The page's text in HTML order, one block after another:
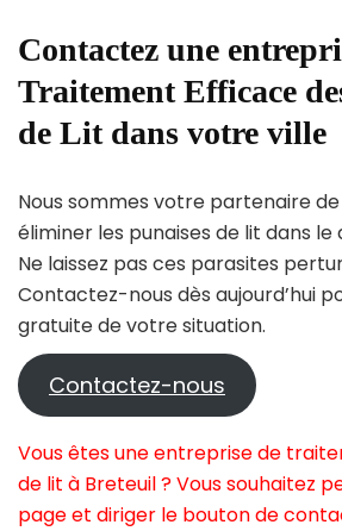
Contactez une
Traitement Efficace
de Lit dans votre ville
Nous sommes votre partenaire
éliminer les punaises de lit dans
Ne laissez pas ces parasites
Contactez-nous dès aujourd’hui
gratuite de votre situation.
Contactez-nous
Vous êtes une entreprise de
de lit à Breteuil ? Vous souhaitez
page et diriger le bouton de